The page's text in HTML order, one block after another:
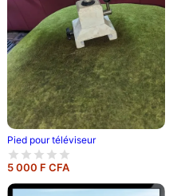
Pied pour téléviseur
5 000 F CFA